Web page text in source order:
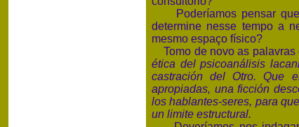
Poderíamos pensar que
determine nesse tempo a
mesmo espaço físico?
Tomo de novo as palavras
ética del psicoanálisis
castración del Otro. Que
apropiadas, una ficción
los hablantes-seres, para
un limite estructural.